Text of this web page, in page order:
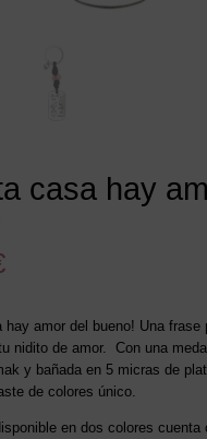
casa hay
hay amor del bueno! Una frase
nidito de amor. Con una
y bañada en 5 micras de
de colores único.
en dos colores cuenta